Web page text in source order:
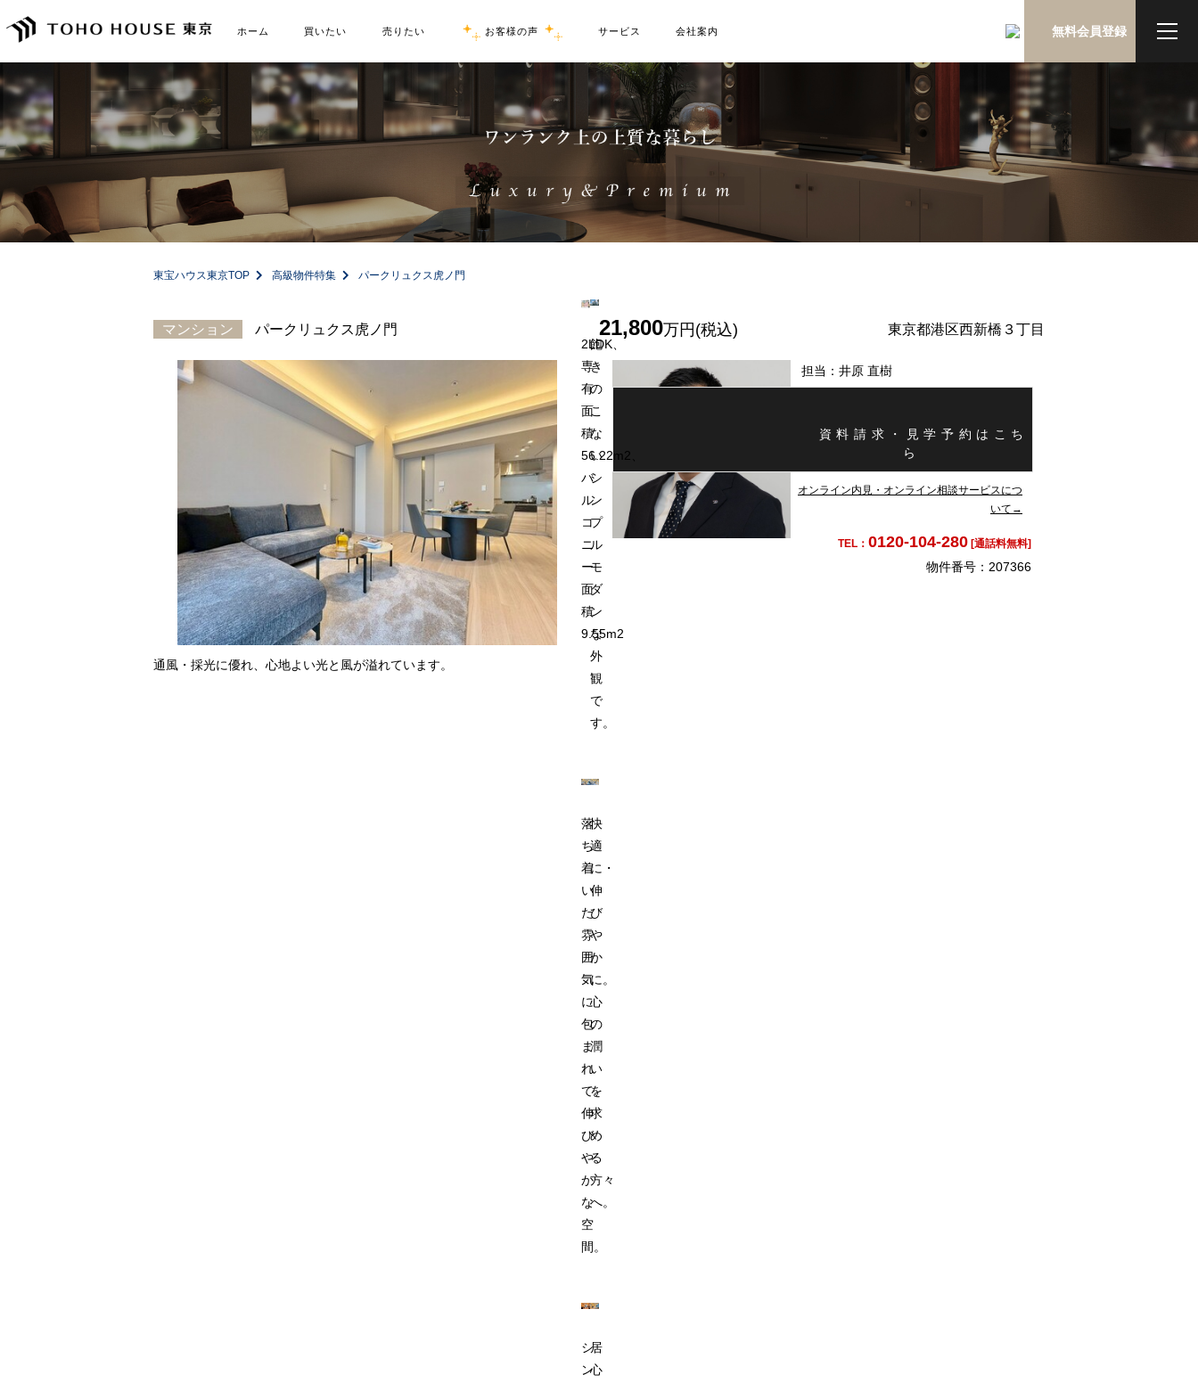
ホーム 買いたい 売りたい お客様の声 サービス 会社案内 無料会員登録
東宝ハウス東京TOP 高級物件特集 パークリュクス虎ノ門
21,800万円(税込) 東京都港区西新橋３丁目
担当：井原 直樹
【ウソのない不動産取引をお約束いたし
資料請求・見学予約はこち
ら
オンライン内見・オンライン相談サービスにつ
いて→
TEL： 0120-104-280 [通話料無料]
物件番号：207366
マンション パークリュクス虎ノ門
通風・採光に優れ、心地よい光と風が溢れています。
2LDK、
専
有
面
積
56.22m2、
バ
ル
コ
ニ
ー
面
積
9.55m2
飽
き
の
こ
な
い
シ
ン
プ
ル
モ
ダ
ン
な
外
観
で
す。
落
ち
着
い
た
雰
囲
気
に
包
ま
れ
て、
伸
び
や
か
な
空
間。
快
適
に・
伸
び
や
か
に。
心
の
潤
い
を
求
め
る
方々
へ。
シ
ン
居
心